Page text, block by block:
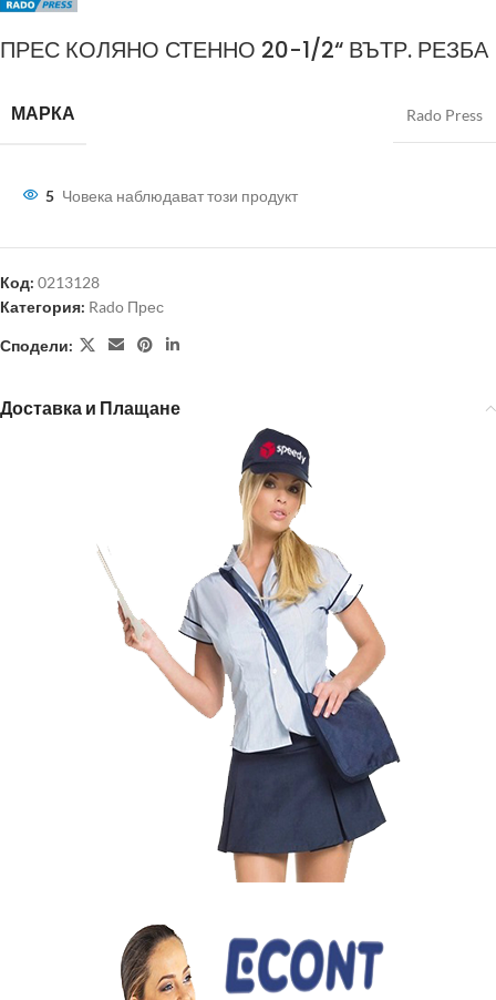
ПРЕС КОЛЯНО СТЕННО 20-1/2“ ВЪТР. РЕЗБА
МАРКА Rado Press
5 Човека наблюдават този продукт
Код: 0213128
Категория: Rado Прес
Сподели:
Доставка и Плащане